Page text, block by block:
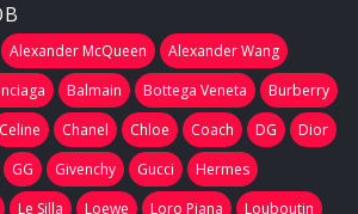
Alexander McQueen
Alexander Wang
Balmain Bottega Veneta
Burberry
Celine Chanel Chloe Coach DG
Dior
GG Givenchy Gucci
Hermes
Le Silla Loewe Loro Piana
Louboutin